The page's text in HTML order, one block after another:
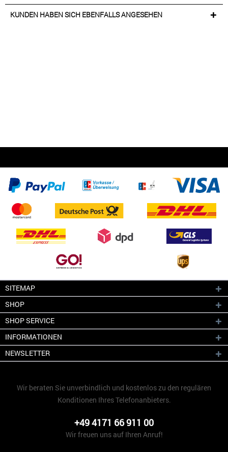
KUNDEN HABEN SICH EBENFALLS ANGESEHEN
SITEMAP
SHOP
SHOP SERVICE
INFORMATIONEN
NEWSLETTER
Wir beraten Sie unverbindlich und kostenlos zu den regulären
Konditionen Ihres Telefonanbieters.
+49 4171 66 911 00
Wir freuen uns auf Ihren Anruf!